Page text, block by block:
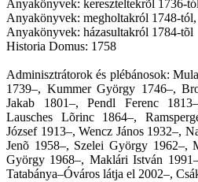
Anyakönyvek: kereszteltekrõl 1736-
Anyakönyvek: megholtakról 1748-tól,
Anyakönyvek: házasultakról 1784-tõl
Historia Domus: 1758
Adminisztrátorok és plébánosok:
1739–, Kummer György 1746–,
Jakab 1801–, Pendl Ferenc
Lausches Lõrinc 1864–,
József 1913–, Wencz János 1932–,
Jenõ 1958–, Szelei György 1962–,
György 1968–, Maklári István
Tatabánya–Óváros látja el 2002–,